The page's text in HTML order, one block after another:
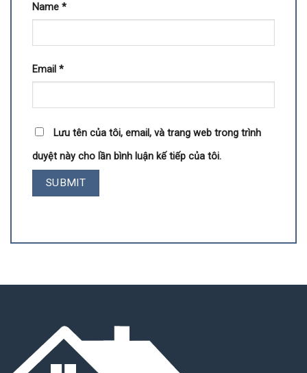
Name *
Email *
Lưu tên của tôi, email, và trang web trong trình
duyệt này cho lần bình luận kế tiếp của tôi.